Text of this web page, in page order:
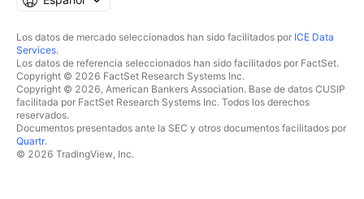
Los datos de mercado seleccionados han sido facilitados por ICE Data
Services.
Los datos de referencia seleccionados han sido facilitados por FactSet.
Copyright © 2026 FactSet Research Systems Inc.
Copyright © 2026, American Bankers Association. Base de datos CUSIP
facilitada por FactSet Research Systems Inc. Todos los derechos
reservados.
Documentos presentados ante la SEC y otros documentos facilitados por
Quartr.
© 2026 TradingView, Inc.